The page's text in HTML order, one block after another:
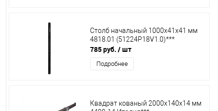
Столб начальный 1000х41х41 мм
4818.01 (51224P18V1.0)***
785 руб. / шт
Подробнее
Квадрат кованый 2000х140х14 мм